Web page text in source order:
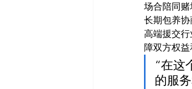
场合陪同赌
长期包养
高端援交
障双方权益
“在这
的服